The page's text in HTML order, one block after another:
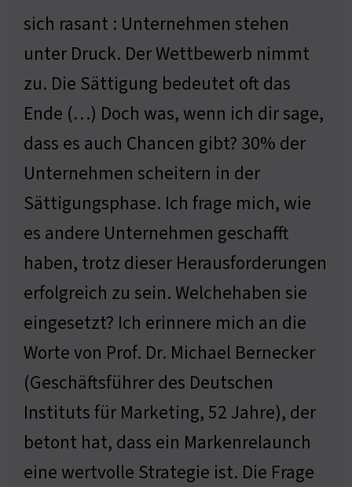
sich rasant : Unternehmen stehen
unter Druck. Der Wettbewerb nimmt
zu. Die Sättigung bedeutet oft das
Ende (…) Doch was, wenn ich dir sage,
dass es auch Chancen gibt? 30% der
Unternehmen scheitern in der
Sättigungsphase. Ich frage mich, wie
es andere Unternehmen geschafft
haben, trotz dieser Herausforderungen
erfolgreich zu sein. Welchehaben sie
eingesetzt? Ich erinnere mich an die
Worte von Prof. Dr. Michael Bernecker
(Geschäftsführer des Deutschen
Instituts für Marketing, 52 Jahre), der
betont hat, dass ein Markenrelaunch
eine wertvolle Strategie ist. Die Frage